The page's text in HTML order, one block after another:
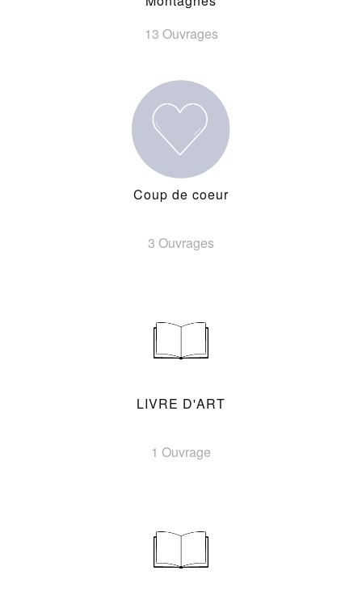
13 Ouvrages
Coup de coeur
3 Ouvrages
LIVRE D'ART
1 Ouvrage